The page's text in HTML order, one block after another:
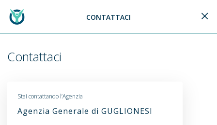
Generali Logo CONTATTACI
Contattaci
Stai contattando l’Agenzia
Agenzia Generale di GUGLIONESI